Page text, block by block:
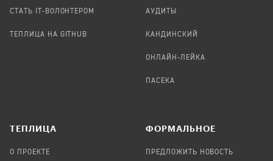
СТАТЬ IT-ВОЛОНТЕРОМ
ТЕПЛИЦА НА GITHUB
АУДИТЫ
КАНДИНСКИЙ
ОНЛАЙН-ЛЕЙКА
ПАСЕКА
TЕПЛИЦА
О ПРОЕКТЕ
ФОРМАЛЬНОЕ
ПРЕДЛОЖИТЬ НОВОСТЬ